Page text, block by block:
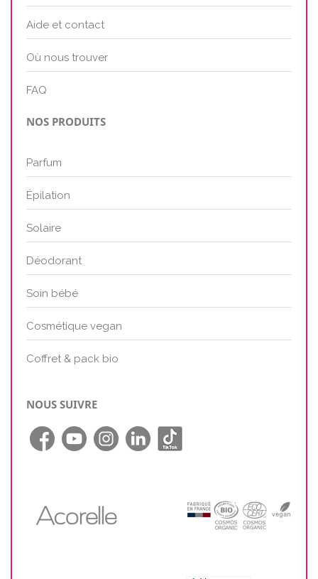
Aide et contact
Où nous trouver
FAQ
NOS PRODUITS
Parfum
Épilation
Solaire
Déodorant
Soin bébé
Cosmétique vegan
Coffret & pack bio
NOUS SUIVRE